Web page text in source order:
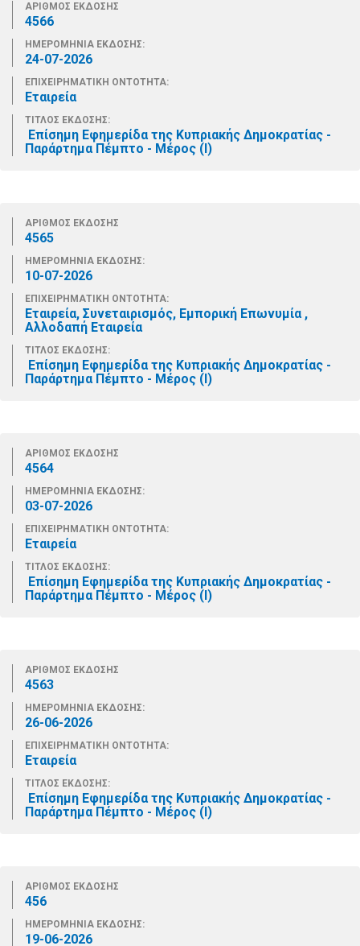
ΑΡΙΘΜΟΣ ΕΚΔΟΣΗΣ
4566
ΗΜΕΡΟΜΗΝΙΑ ΕΚΔΟΣΗΣ:
24-07-2026
ΕΠΙΧΕΙΡΗΜΑΤΙΚΗ ΟΝΤΟΤΗΤΑ:
Εταιρεία
ΤΙΤΛΟΣ ΕΚΔΟΣΗΣ:
Επίσημη Εφημερίδα της Κυπριακής Δημοκρατίας -
Παράρτημα Πέμπτο - Μέρος (Ι)
ΑΡΙΘΜΟΣ ΕΚΔΟΣΗΣ
4565
ΗΜΕΡΟΜΗΝΙΑ ΕΚΔΟΣΗΣ:
10-07-2026
ΕΠΙΧΕΙΡΗΜΑΤΙΚΗ ΟΝΤΟΤΗΤΑ:
Εταιρεία, Συνεταιρισμός, Εμπορική Επωνυμία ,
Αλλοδαπή Εταιρεία
ΤΙΤΛΟΣ ΕΚΔΟΣΗΣ:
Επίσημη Εφημερίδα της Κυπριακής Δημοκρατίας -
Παράρτημα Πέμπτο - Μέρος (Ι)
ΑΡΙΘΜΟΣ ΕΚΔΟΣΗΣ
4564
ΗΜΕΡΟΜΗΝΙΑ ΕΚΔΟΣΗΣ:
03-07-2026
ΕΠΙΧΕΙΡΗΜΑΤΙΚΗ ΟΝΤΟΤΗΤΑ:
Εταιρεία
ΤΙΤΛΟΣ ΕΚΔΟΣΗΣ:
Επίσημη Εφημερίδα της Κυπριακής Δημοκρατίας -
Παράρτημα Πέμπτο - Μέρος (Ι)
ΑΡΙΘΜΟΣ ΕΚΔΟΣΗΣ
4563
ΗΜΕΡΟΜΗΝΙΑ ΕΚΔΟΣΗΣ:
26-06-2026
ΕΠΙΧΕΙΡΗΜΑΤΙΚΗ ΟΝΤΟΤΗΤΑ:
Εταιρεία
ΤΙΤΛΟΣ ΕΚΔΟΣΗΣ:
Επίσημη Εφημερίδα της Κυπριακής Δημοκρατίας -
Παράρτημα Πέμπτο - Μέρος (Ι)
ΑΡΙΘΜΟΣ ΕΚΔΟΣΗΣ
456
ΗΜΕΡΟΜΗΝΙΑ ΕΚΔΟΣΗΣ:
19-06-2026